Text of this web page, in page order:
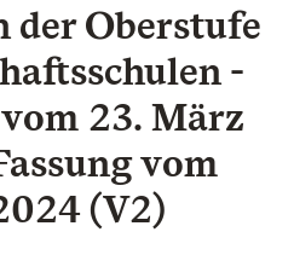
der Oberstufe
-
23. März
vom
(V2)